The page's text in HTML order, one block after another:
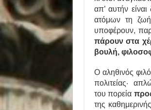
απ’ αυτήν
ατόμων τη
υποφέρουν,
πάρουν στα
βουλή,
Ο αληθινός
πολιτείας·
του πορεία
της